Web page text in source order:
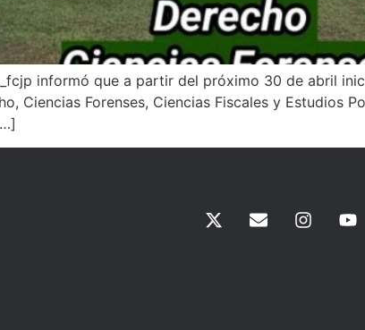
informó que a partir del próximo 30 de abril
Ciencias Forenses, Ciencias Fiscales y Estudios